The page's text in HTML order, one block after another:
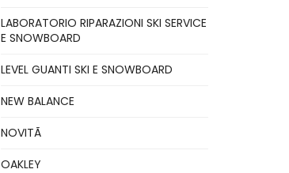
LABORATORIO RIPARAZIONI SKI SERVICE
E SNOWBOARD
LEVEL GUANTI SKI E SNOWBOARD
NEW BALANCE
NOVITÃ
OAKLEY